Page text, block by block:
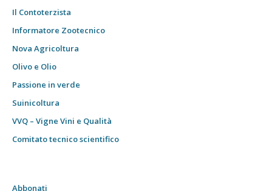
Il Contoterzista
Informatore Zootecnico
Nova Agricoltura
Olivo e Olio
Passione in verde
Suinicoltura
VVQ – Vigne Vini e Qualità
Comitato tecnico scientifico
Abbonati